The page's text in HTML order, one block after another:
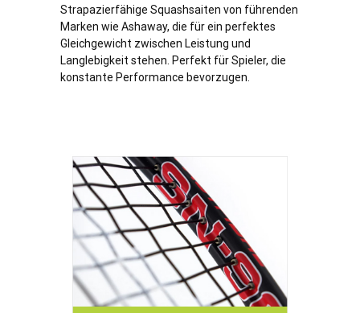
Strapazierfähige Squashsaiten von führenden
Marken wie Ashaway, die für ein perfektes
Gleichgewicht zwischen Leistung und
Langlebigkeit stehen. Perfekt für Spieler, die
konstante Performance bevorzugen.